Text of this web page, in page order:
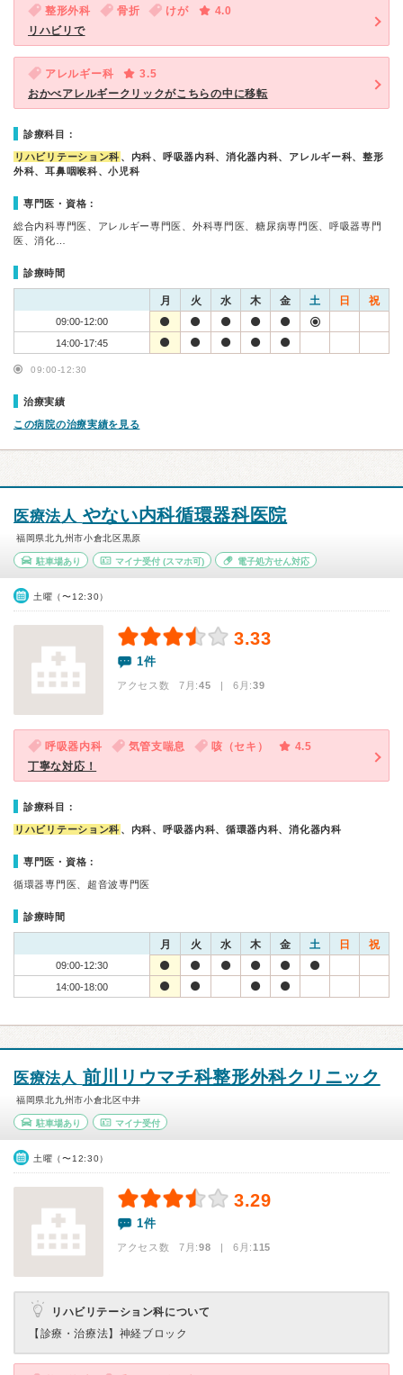
整形外科 骨折 けが
4.0
リハビリで
アレルギー科
3.5
おかべアレルギークリックがこちらの中に移転
診療科目：
リハビリテーション科 、内科、呼吸器内科、消化器内科、アレルギー科、整形
外科、耳鼻咽喉科、小児科
専門医・資格：
総合内科専門医、アレルギー専門医、外科専門医、糖尿病専門医、呼吸器専門
医、消化…
診療時間
月 火 水 木 金 土 日 祝
09:00-12:00
14:00-17:45
09:00-12:30
治療実績
この病院の治療実績を見る
医療法人 やない内科循環器科医院
福岡県北九州市小倉北区黒原
駐車場あり マイナ受付(スマホ可) 電子処方せん対応
土曜（〜12:30）
3.33
1件
アクセス数 7月:45 | 6月:39
呼吸器内科 気管支喘息 咳（セキ）
4.5
丁寧な対応！
診療科目：
リハビリテーション科 、内科、呼吸器内科、循環器内科、消化器内科
専門医・資格：
循環器専門医、超音波専門医
診療時間
月 火 水 木 金 土 日 祝
09:00-12:30
14:00-18:00
医療法人 前川リウマチ科整形外科クリニック
福岡県北九州市小倉北区中井
駐車場あり マイナ受付
土曜（〜12:30）
3.29
1件
アクセス数 7月:98 | 6月:115
リハビリテーション科について
【診療・治療法】 神経ブロック